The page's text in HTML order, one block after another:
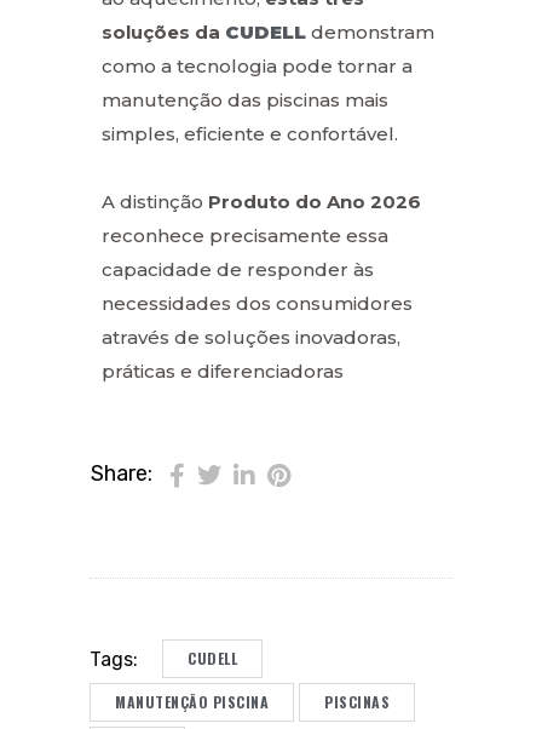
soluções da CUDELL demonstram
como a tecnologia pode tornar a
manutenção das piscinas mais
simples, eficiente e confortável.
A distinção Produto do Ano 2026
reconhece precisamente essa
capacidade de responder às
necessidades dos consumidores
através de soluções inovadoras,
práticas e diferenciadoras
Share:
Tags: CUDELL
MANUTENÇÃO PISCINA PISCINAS